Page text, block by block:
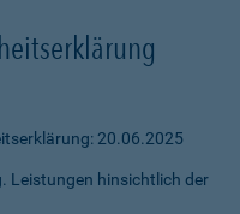
20.06.2025
Leistungen hinsichtlich der